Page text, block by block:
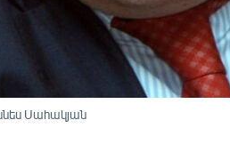
Սահակյան